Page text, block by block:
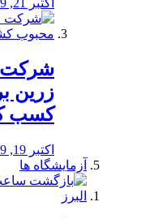
اکتبر 21, 2019
شرکت
زرین
کسب
اکتبر 19, 2019
آزمایشگاه ها